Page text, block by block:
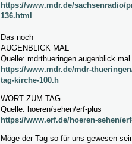
https://www.mdr.de/sachsenradio/
136.html
Das noch
AUGENBLICK MAL
Quelle: mdrthueringen augenblick mal
https://www.mdr.de/mdr-
tag-kirche-100.h
WORT ZUM TAG
Quelle: hoeren/sehen/erf-plus
https://www.erf.de/hoeren-sehen/
Möge der Tag so für uns gewesen